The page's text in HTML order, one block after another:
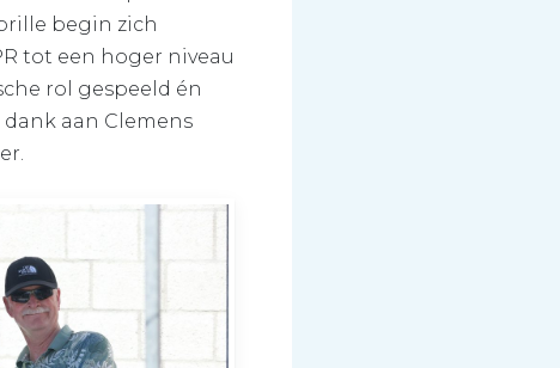
begin zich
tot een hoger niveau
rol gespeeld én
aan Clemens